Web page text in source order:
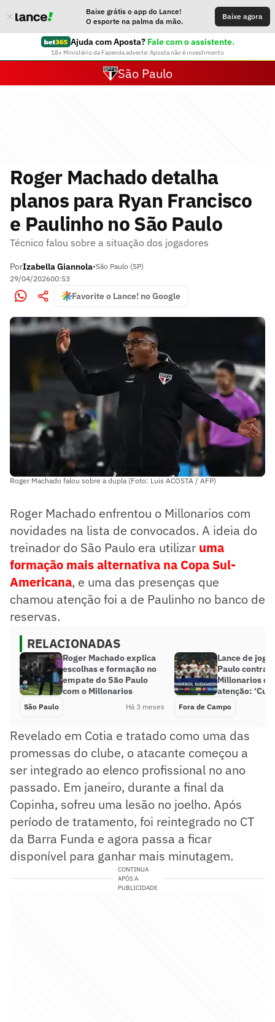
Baixe grátis o app do Lance!
O esporte na palma da mão.
Baixe agora
Ajuda com Aposta? Fale com o assistente.
18+ Ministério da Fazenda adverte: Aposta não é investimento
São Paulo
Roger Machado detalha
planos para Ryan Francisco
e Paulinho no São Paulo
Técnico falou sobre a situação dos jogadores
PorIzabella Giannola•São Paulo (SP)
29/04/202600:53
Favorite o Lance! no Google
Roger Machado falou sobre a dupla (Foto: Luis ACOSTA / AFP)
Roger Machado enfrentou o Millonarios com
novidades na lista de convocados. A ideia do
treinador do São Paulo era utilizar uma
formação mais alternativa na Copa Sul-
Americana, e uma das presenças que
chamou atenção foi a de Paulinho no banco de
reservas.
RELACIONADAS
Roger Machado explica
escolhas e formação no
empate do São Paulo
com o Millonarios
São Paulo Há 3 meses
Lance de
Paulo contra o
Millonarios
atenção:
Fora de Campo
Revelado em Cotia e tratado como uma das
promessas do clube, o atacante começou a
ser integrado ao elenco profissional no ano
passado. Em janeiro, durante a final da
Copinha, sofreu uma lesão no joelho. Após
período de tratamento, foi reintegrado no CT
da Barra Funda e agora passa a ficar
disponível para ganhar mais minutagem.
CONTINUA
APÓS A
PUBLICIDADE